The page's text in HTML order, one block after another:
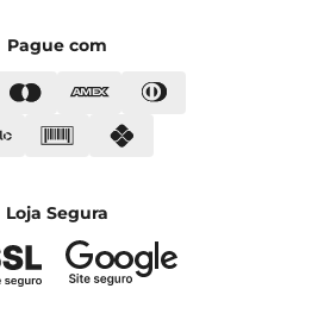
Pague com
Loja Segura